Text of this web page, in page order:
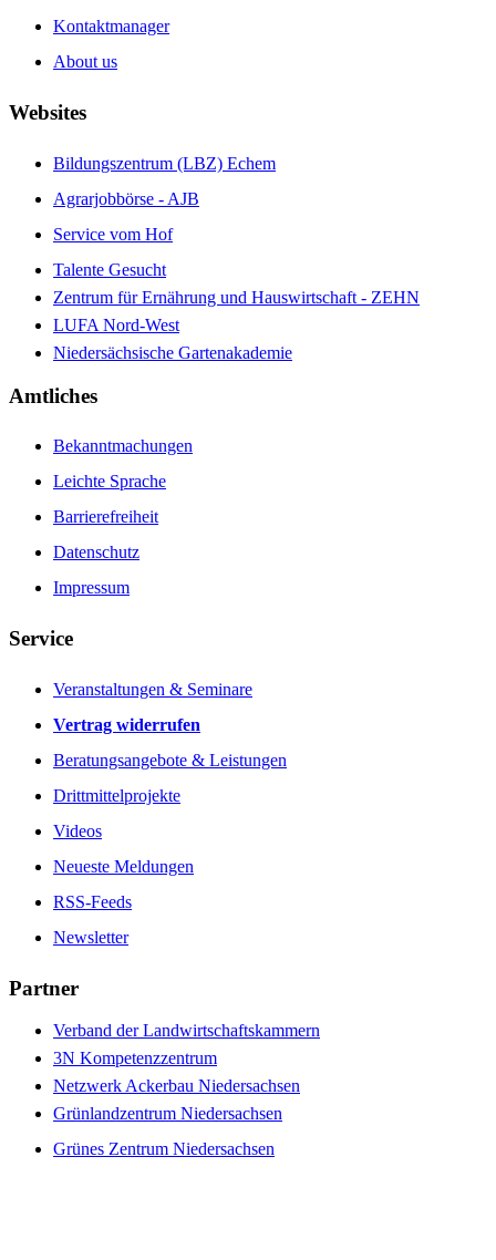
Kontaktmanager
About us
Websites
Bildungszentrum (LBZ) Echem
Agrarjobbörse - AJB
Service vom Hof
Talente Gesucht
Zentrum für Ernährung und Hauswirtschaft - ZEHN
LUFA Nord-West
Niedersächsische Gartenakademie
Amtliches
Bekanntmachungen
Leichte Sprache
Barrierefreiheit
Datenschutz
Impressum
Service
Veranstaltungen & Seminare
Vertrag widerrufen
Beratungsangebote & Leistungen
Drittmittelprojekte
Videos
Neueste Meldungen
RSS-Feeds
Newsletter
Partner
Verband der Landwirtschaftskammern
3N Kompetenzzentrum
Netzwerk Ackerbau Niedersachsen
Grünlandzentrum Niedersachsen
Grünes Zentrum Niedersachsen